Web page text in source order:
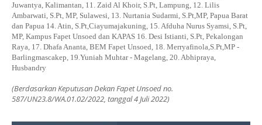
Juwantya, Kalimantan, 11. Zaid Al Khoir, S.Pt, Lampung, 12. Lilis
Ambarwati, S.Pt, MP, Sulawesi, 13. Nurtania Sudarmi, S.Pt,MP, Papua Barat
dan Papua 14. Atin, S.Pt,Ciayumajakuning, 15. Afduha Nurus Syamsi, S.Pt,
MP, Kampus Fapet Unsoed dan KAPAS 16. Desi Istianti, S.Pt, Pekalongan
Raya, 17. Dhafa Ananta, BEM Fapet Unsoed, 18. Merryafinola,S.Pt,MP -
Barlingmascakep, 19.Yuniah Muhtar - Magelang, 20. Abhipraya,
Husbandry
(Berdasarkan Keputusan Dekan Fapet Unsoed no.
587/UN23.8/WA.01.02/2022, tanggal 4 Juli 2022)